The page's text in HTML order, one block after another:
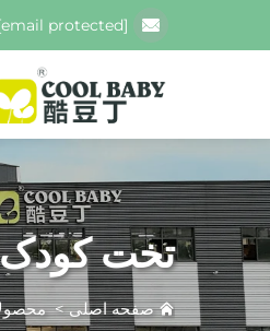
[email protected]
تخت کودک
صفحه اصلی>